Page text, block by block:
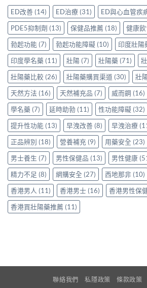
意
事
項〉
中
家
真
實
使
用
心
得〉
中
羅
紅
鑽〉
中
心？
香
港
用
家
親
身
分
享
正
貨
渠
道
與
選
購
指
南〉
中
評
價：
香
港
用
家
親
身
服
用
Levitra
的
真
實
分
享〉
中
ED改善 (14) ED治療 (31) ED與心血管疾
PDE5抑制劑 (13) 保健品推薦 (18) 健康飲
勃起功能 (7) 勃起功能障礙 (10) 印度壯陽
印度學名藥 (11) 壯陽 (7) 壯陽藥 (71)
壯陽藥比較 (26) 壯陽藥購買渠道 (30) 壯
天然方法 (16) 天然補充品 (7) 威而鋼 (16)
學名藥 (7) 延時助勃 (11) 性功能障礙 (32)
提升性功能 (13) 早洩改善 (8) 早洩治療
正品辨別 (18) 營養補充 (9) 用藥安全 (23)
男士養生 (7) 男性保健品 (13) 男性健康
精力不足 (8) 網購安全 (27) 西地那非 (10)
香港男人 (11) 香港男士 (16) 香港男性保
香港買壯陽藥推薦 (11)
聯絡我們 私隱政策 條款政策